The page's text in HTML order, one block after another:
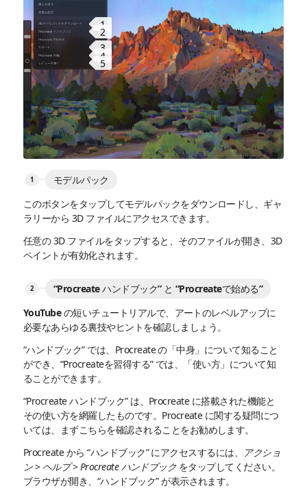
1
2
3
4
5
モデルパック
このボタンをタップしてモデルパックをダウンロードし、ギャ
ラリーから 3D ファイルにアクセスできます。
任意の 3D ファイルをタップすると、そのファイルが開き、3D
ペイントが有効化されます。
“Procreate ハンドブック” と “Procreateで始める”
YouTube の短いチュートリアルで、アートのレベルアップに
必要なあらゆる裏技やヒントを確認しましょう。
“ハンドブック” では、Procreate の「中身」について知ること
ができ、“Procreateを習得する” では、「使い方」について知
ることができます。
“Procreate ハンドブック” は、Procreate に搭載された機能と
その使い方を網羅したものです。Procreate に関する疑問につ
いては、まずこちらを確認されることをお勧めします。
Procreate から “ハンドブック” にアクセスするには、
アクショ
ン> ヘルプ>Procreate ハンドブックをタップしてください。
ブラウザが開き、“ハンドブック” が表示されます。